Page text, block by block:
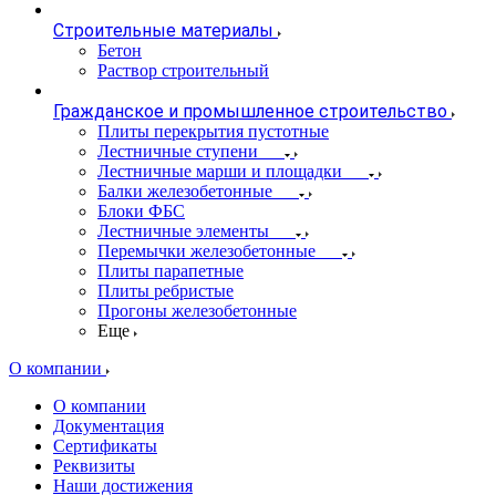
Строительные материалы
Бетон
Раствор строительный
Гражданское и промышленное строительство
Плиты перекрытия пустотные
Лестничные ступени
Лестничные марши и площадки
Балки железобетонные
Блоки ФБС
Лестничные элементы
Перемычки железобетонные
Плиты парапетные
Плиты ребристые
Прогоны железобетонные
Еще
О компании
О компании
Документация
Сертификаты
Реквизиты
Наши достижения